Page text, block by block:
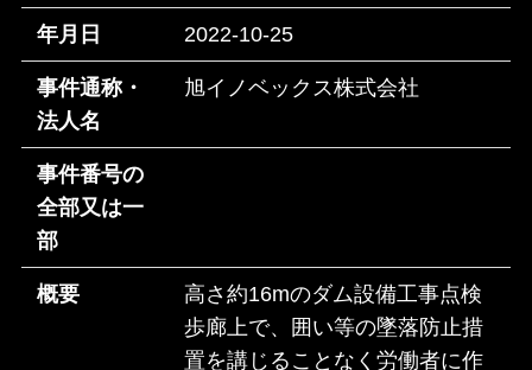
年月日 2022-10-25
事件通称・
法人名
旭イノベックス株式会社
事件番号の
全部又は一
部
概要
高さ約16mのダム設備工事点検
歩廊上で、囲い等の墜落防止措
置を講じることなく労働者に作